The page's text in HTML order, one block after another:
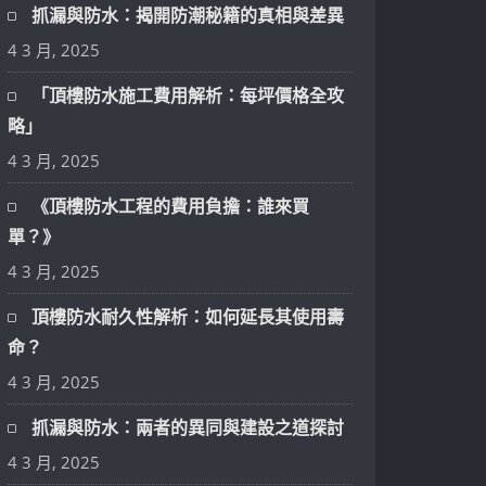
抓漏與防水：揭開防潮秘籍的真相與差異
4 3 月, 2025
「頂樓防水施工費用解析：每坪價格全攻
略」
4 3 月, 2025
《頂樓防水工程的費用負擔：誰來買
單？》
4 3 月, 2025
頂樓防水耐久性解析：如何延長其使用壽
命？
4 3 月, 2025
抓漏與防水：兩者的異同與建設之道探討
4 3 月, 2025